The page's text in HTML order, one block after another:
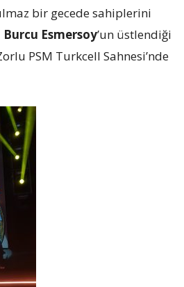
bir gecede sahiplerini
Burcu Esmersoy’un üstlendiği
PSM Turkcell Sahnesi’nde